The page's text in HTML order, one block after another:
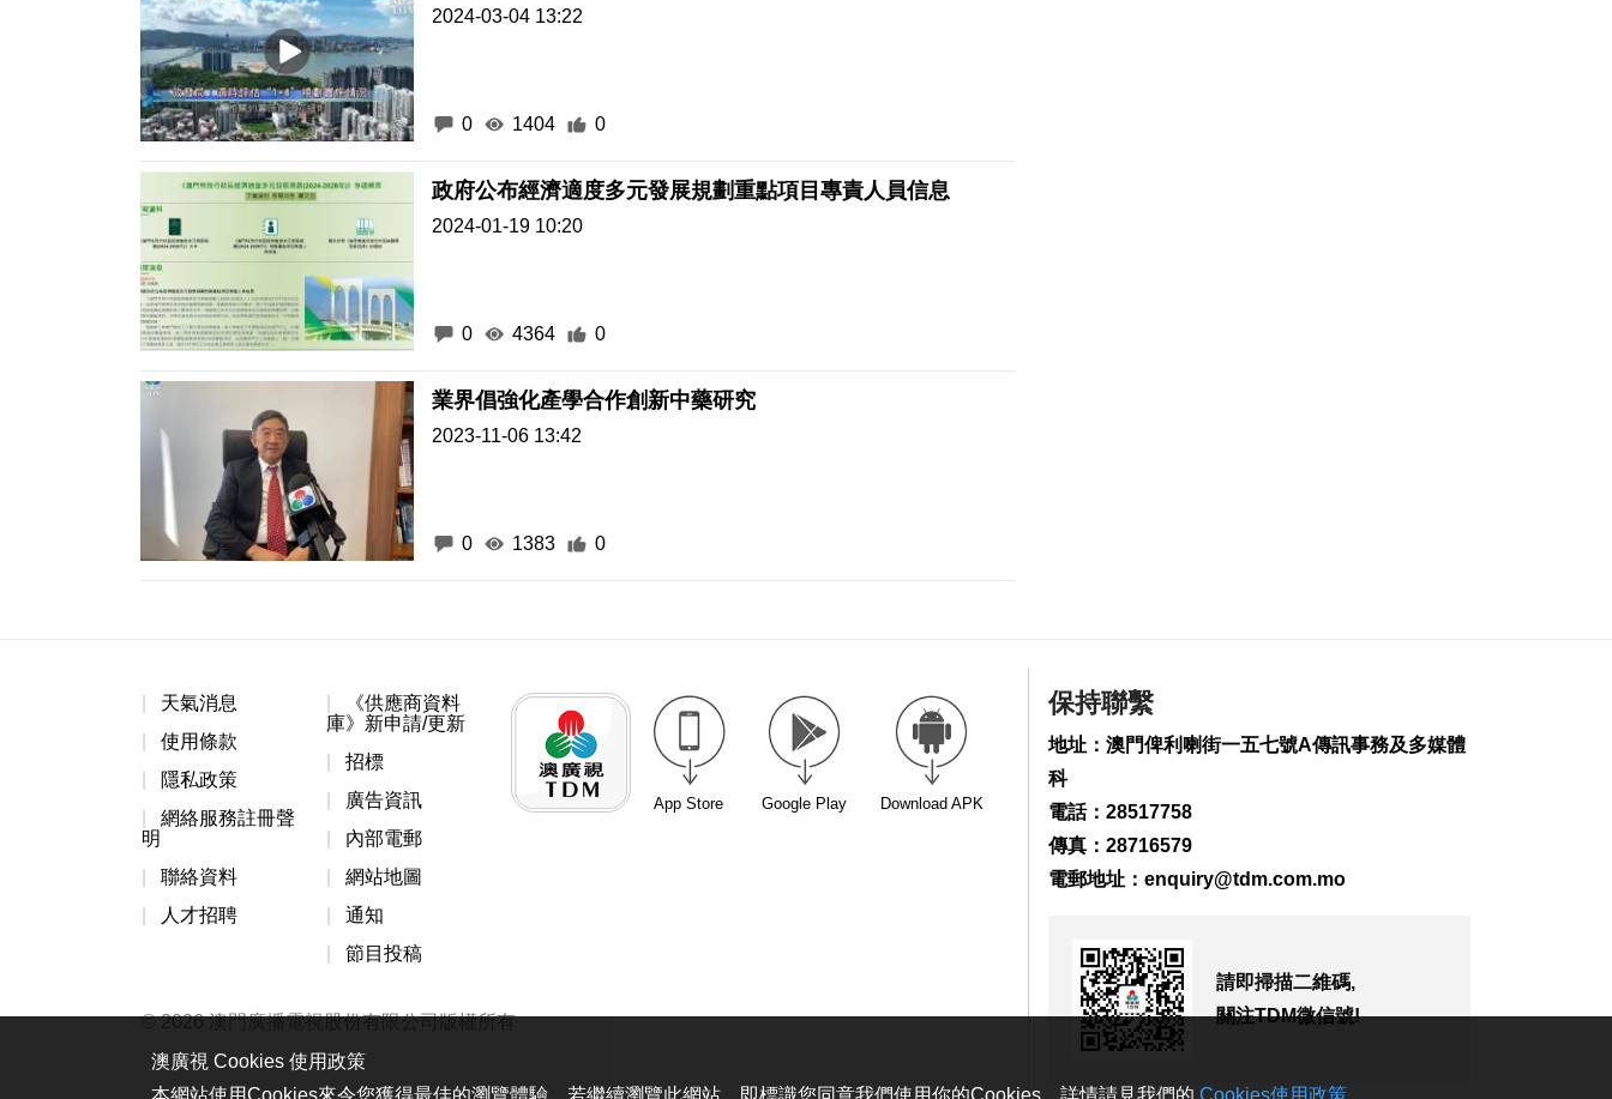
2024-03-04 13:22
0 1404 0
政府公布經濟適度多元發展規劃重點項目專責人員信息
2024-01-19 10:20
0 4364 0
業界倡強化產學合作創新中藥研究
2023-11-06 13:42
0 1383 0
海南島附近低壓區不
黎以商停火執行情況
筷子基7旬翁疑衝出馬
路遭巴士撞傷搶救
2535
天氣消息
使用條款
隱私政策
網絡服務註冊聲
明
聯絡資料
人才招聘
《供應商資料
庫》新申請/更新
招標
廣告資訊
內部電郵
網站地圖
通知
節目投稿
App Store Google Play Download APK
© 2026 澳門廣播電視股份有限公司版權所有
保持聯繫
地址：澳門俾利喇街一五七號A傳訊事務及多媒體
科
電話：28517758
傳真：28716579
電郵地址： enquiry@tdm.com.mo
請即掃描二維碼,
關注TDM微信號!
澳廣視 Cookies 使用政策
本網站使用Cookies來令您獲得最佳的瀏覽體驗。若繼續瀏覽此網站，即標識您同意我們使用你的Cookies。詳情請見我們的 Cookies使用政策